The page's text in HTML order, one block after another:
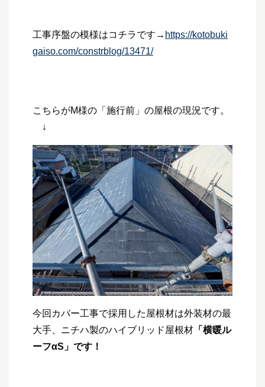
工事序盤の模様はコチラです→ https://kotobuki
gaiso.com/constrblog/13471/
こちらがM様の「施行前」の屋根の現況です。
↓
今回カバー工事で採用した屋根材は外装材の最
大手、ニチハ製のハイブリッド屋根材 「横暖ル
ーフαS」です！